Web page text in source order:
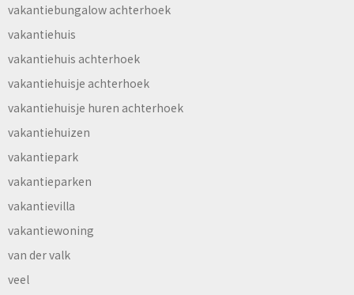
vakantiebungalow achterhoek
vakantiehuis
vakantiehuis achterhoek
vakantiehuisje achterhoek
vakantiehuisje huren achterhoek
vakantiehuizen
vakantiepark
vakantieparken
vakantievilla
vakantiewoning
van der valk
veel